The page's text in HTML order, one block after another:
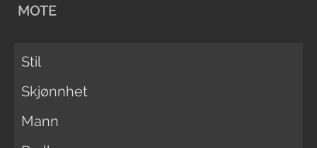
MOTE
Stil
Skjønnhet
Mann